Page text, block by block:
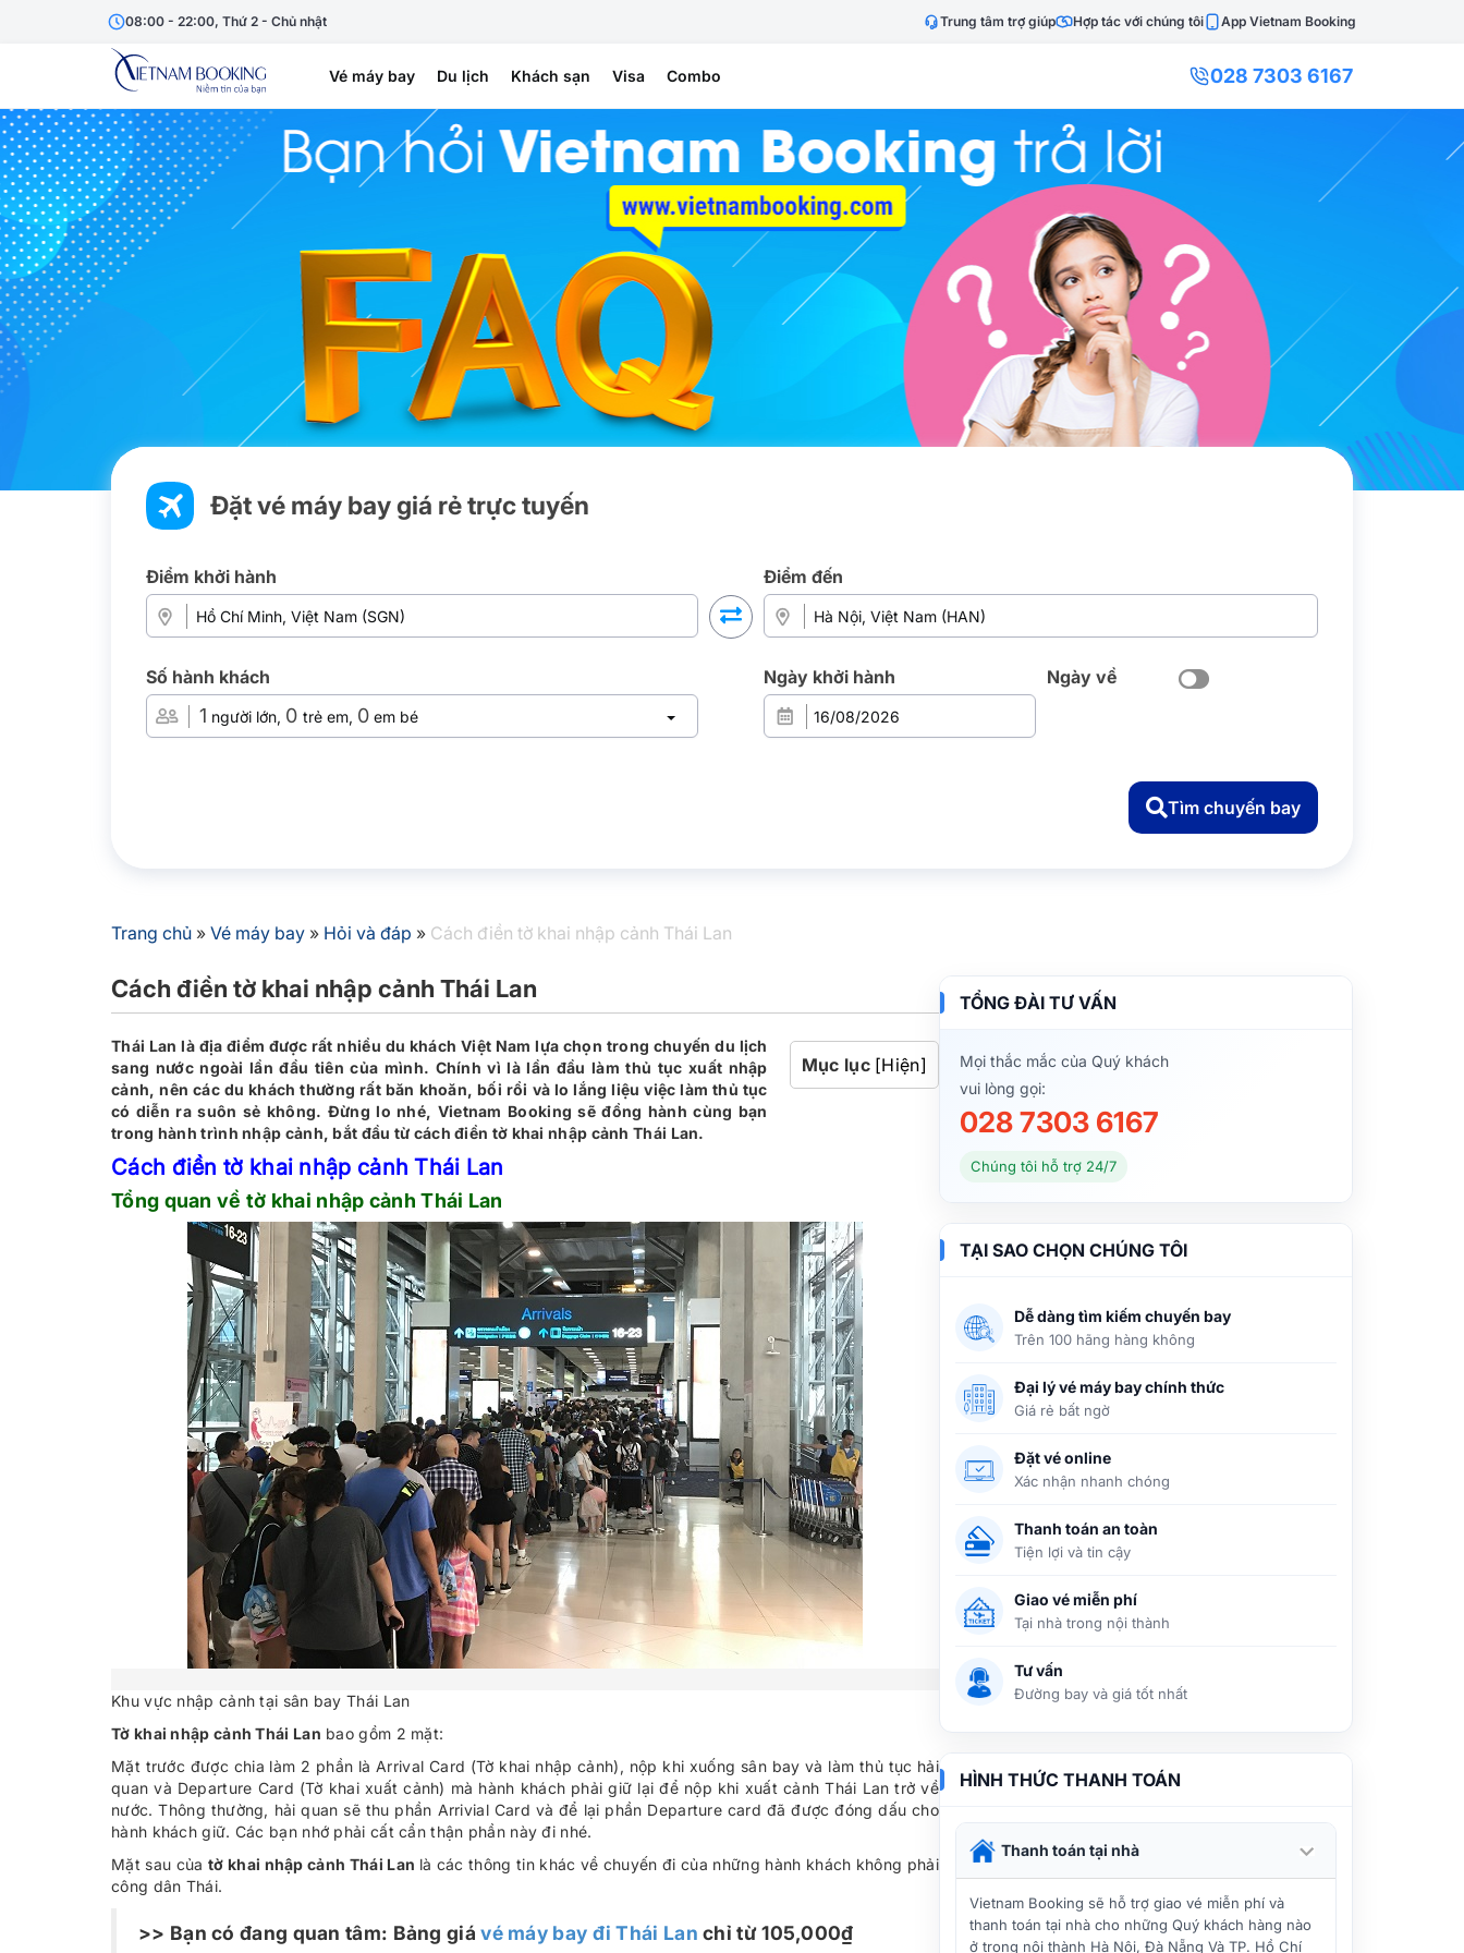
08:00 - 22:00, Thứ 2 - Chủ nhật Trung tâm trợ giúp Hợp tác với chúng tôi App Vietnam Booking
Vé máy bay Du lịch Khách sạn Visa Combo 028 7303 6167
Đặt vé máy bay giá rẻ trực tuyến
Điểm khởi hành Điểm đến
Số hành khách
1 người lớn, 0 trẻ em, 0 em bé
Ngày khởi hành Ngày về
Tìm chuyến bay
Trang chủ » Vé máy bay » Hỏi và đáp » Cách điền tờ khai nhập cảnh Thái Lan
Cách điền tờ khai nhập cảnh Thái Lan
Mục lục [Hiện]
Thái Lan là địa điểm được rất nhiều du khách Việt Nam lựa chọn trong chuyến du lịch
sang nước ngoài lần đầu tiên của mình. Chính vì là lần đầu làm thủ tục xuất nhập
cảnh, nên các du khách thường rất băn khoăn, bối rồi và lo lắng liệu việc làm thủ tục
có diễn ra suôn sẻ không. Đừng lo nhé, Vietnam Booking sẽ đồng hành cùng bạn
trong hành trình nhập cảnh, bắt đầu từ cách điền tờ khai nhập cảnh Thái Lan.
Cách điền tờ khai nhập cảnh Thái Lan
Tổng quan về tờ khai nhập cảnh Thái Lan
Khu vực nhập cảnh tại sân bay Thái Lan
Tờ khai nhập cảnh Thái Lan bao gồm 2 mặt:
Mặt trước được chia làm 2 phần là Arrival Card (Tờ khai nhập cảnh), nộp khi xuống sân bay và làm thủ tục hải
quan và Departure Card (Tờ khai xuất cảnh) mà hành khách phải giữ lại để nộp khi xuất cảnh Thái Lan trở về
nước. Thông thường, hải quan sẽ thu phần Arrivial Card và để lại phần Departure card đã được đóng dấu cho
hành khách giữ. Các bạn nhớ phải cất cẩn thận phần này đi nhé.
Mặt sau của tờ khai nhập cảnh Thái Lan là các thông tin khác về chuyến đi của những hành khách không phải
công dân Thái.
>> Bạn có đang quan tâm: Bảng giávé máy bay đi Thái Lan chỉ từ 105,000₫
TỔNG ĐÀI TƯ VẤN
Mọi thắc mắc của Quý khách
vui lòng gọi:
028 7303 6167
Chúng tôi hỗ trợ 24/7
TẠI SAO CHỌN CHÚNG TÔI
Dễ dàng tìm kiếm chuyến bay
Trên 100 hãng hàng không
Đại lý vé máy bay chính thức
Giá rẻ bất ngờ
Đặt vé online
Xác nhận nhanh chóng
Thanh toán an toàn
Tiện lợi và tin cậy
Giao vé miễn phí
Tại nhà trong nội thành
Tư vấn
Đường bay và giá tốt nhất
HÌNH THỨC THANH TOÁN
Thanh toán tại nhà
Vietnam Booking sẽ hỗ trợ giao vé miễn phí và
thanh toán tại nhà cho những Quý khách hàng nào
ở trong nội thành Hà Nội, Đà Nẵng Và TP. Hồ Chí